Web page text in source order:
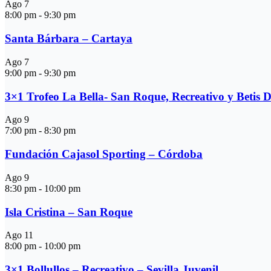
Ago 7
8:00 pm - 9:30 pm
Santa Bárbara – Cartaya
Ago 7
9:00 pm - 9:30 pm
3×1 Trofeo La Bella- San Roque, Recreativo y Betis
Ago 9
7:00 pm - 8:30 pm
Fundación Cajasol Sporting – Córdoba
Ago 9
8:30 pm - 10:00 pm
Isla Cristina – San Roque
Ago 11
8:00 pm - 10:00 pm